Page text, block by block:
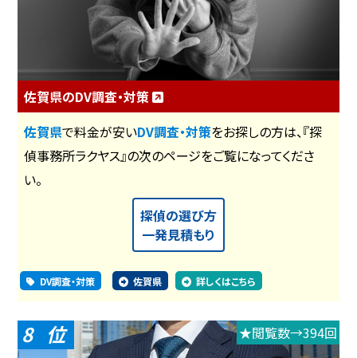
佐賀県のDV調査・対策
佐賀県で料金が安いDV調査・対策をお探しの方は、『探
偵事務所ラクヤス』の次のページをご覧になってくださ
い。
探偵の選び方
一発見積もり
DV調査・対策 佐賀県 詳しくはこちら
8 ★閲覧数→394回